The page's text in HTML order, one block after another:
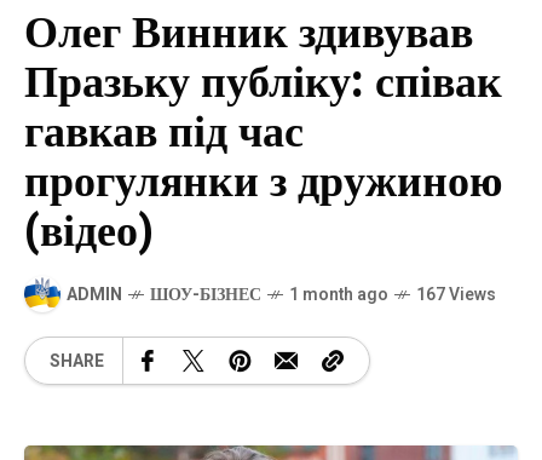
Олег Винник здивував
Празьку публіку: співак
гавкав під час
прогулянки з дружиною
(відео)
ADMIN ШОУ-БІЗНЕС 1 month ago 167 Views
SHARE